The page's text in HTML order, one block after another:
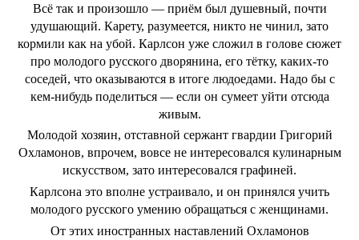
Всё так и произошло ― приём был душевный, почти
удушающий. Карету, разумеется, никто не чинил, зато
кормили как на убой. Карлсон уже сложил в голове сюжет
про молодого русского дворянина, его тётку, каких-то
соседей, что оказываются в итоге людоедами. Надо бы с
кем-нибудь поделиться ― если он сумеет уйти отсюда
живым.
Молодой хозяин, отставной сержант гвардии Григорий
Охламонов, впрочем, вовсе не интересовался кулинарным
искусством, зато интересовался графиней.
Карлсона это вполне устраивало, и он принялся учить
молодого русского умению обращаться с женщинами.
От этих иностранных наставлений Охламонов